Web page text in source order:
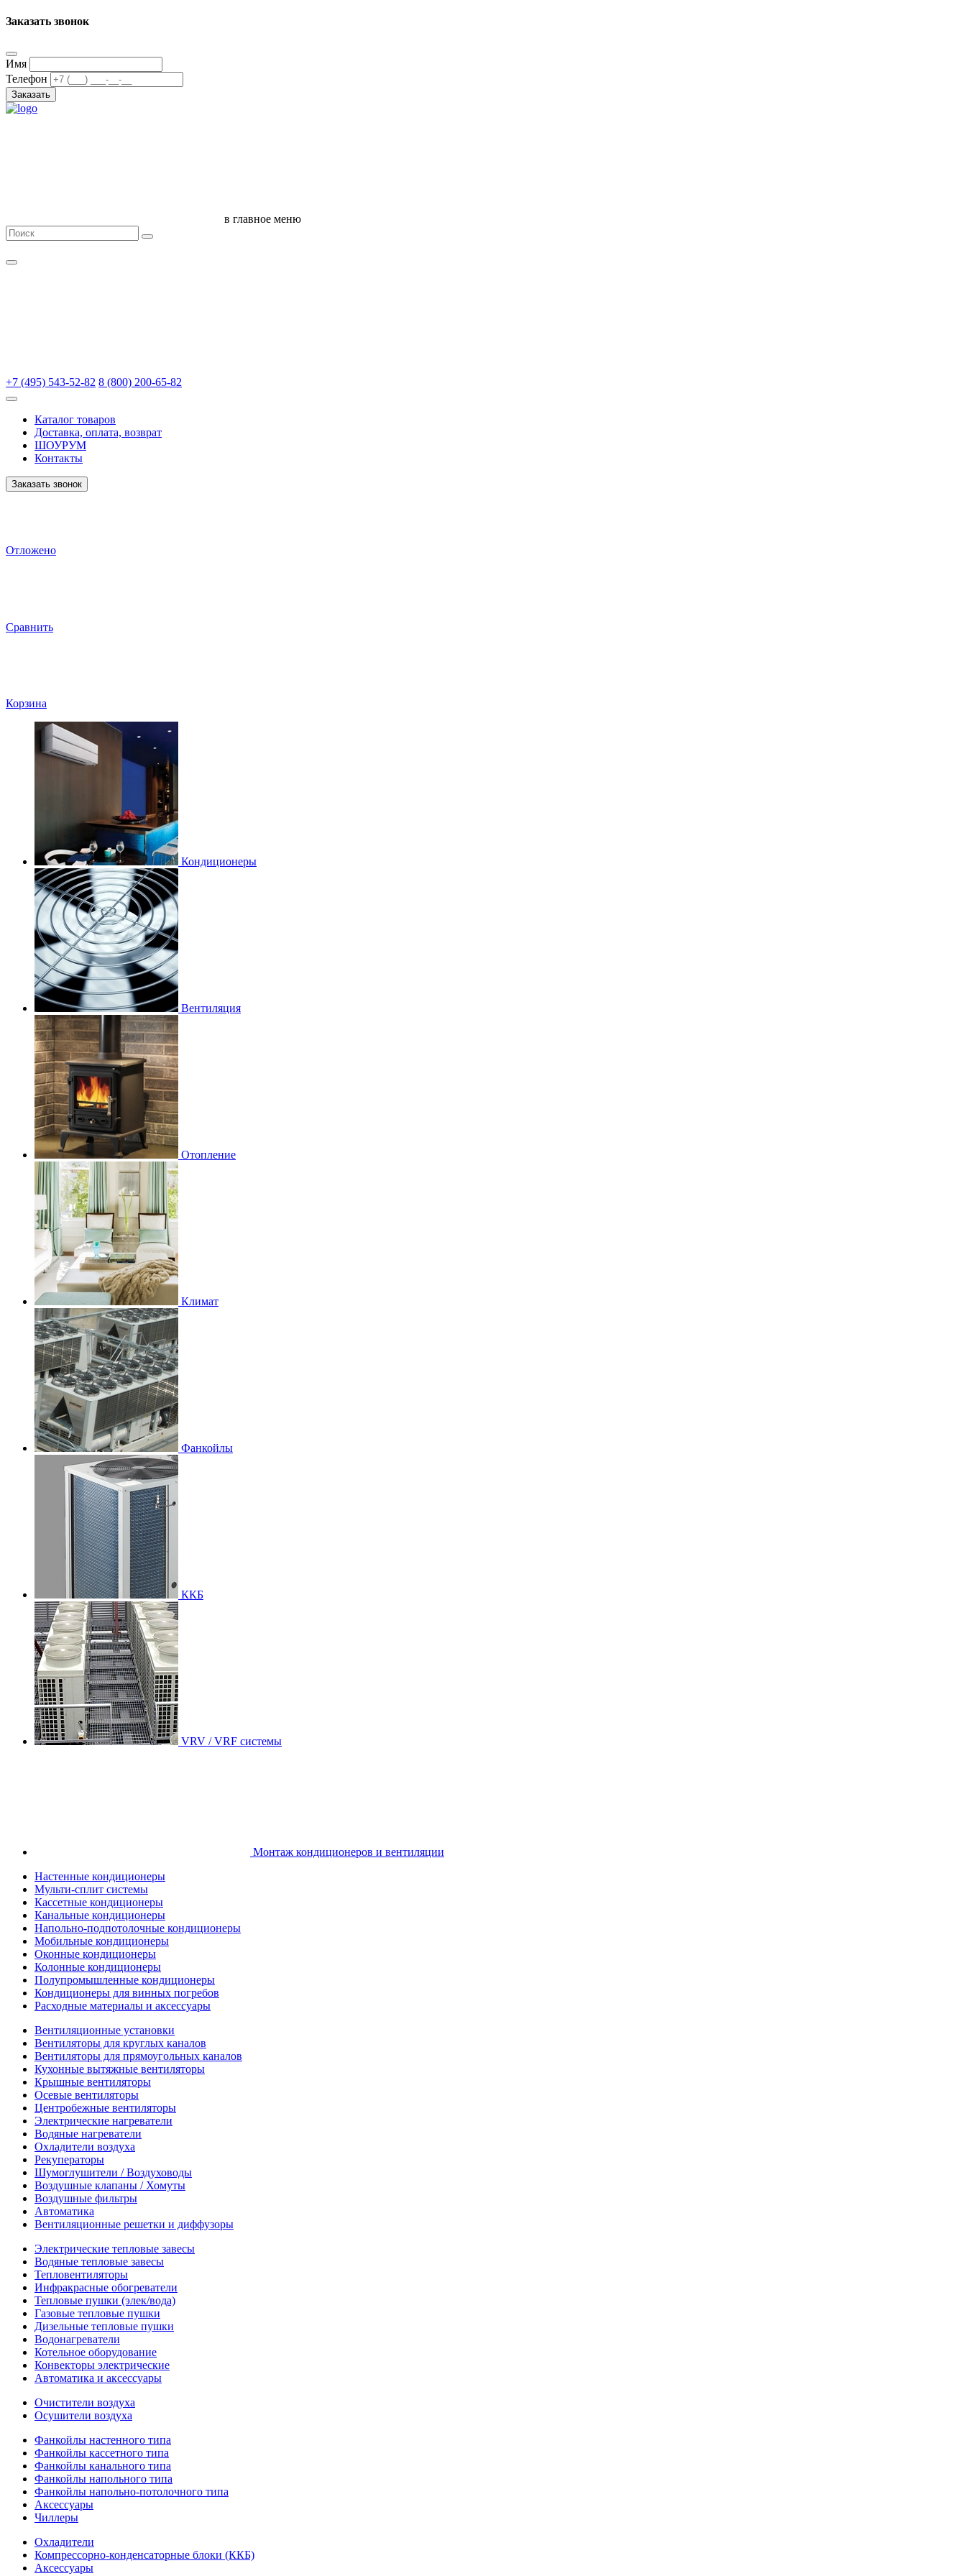
Заказать звонок
Имя
Телефон
Заказать
в главное меню
+7 (495) 543-52-82 8 (800) 200-65-82
Каталог товаров
Доставка, оплата, возврат
ШОУРУМ
Контакты
Заказать звонок
Отложено
Сравнить
Корзина
Кондиционеры
Вентиляция
Отопление
Климат
Фанкойлы
ККБ
VRV / VRF системы
Монтаж кондиционеров и вентиляции
Настенные кондиционеры
Мульти-сплит системы
Кассетные кондиционеры
Канальные кондиционеры
Напольно-подпотолочные кондиционеры
Мобильные кондиционеры
Оконные кондиционеры
Колонные кондиционеры
Полупромышленные кондиционеры
Кондиционеры для винных погребов
Расходные материалы и аксессуары
Вентиляционные установки
Вентиляторы для круглых каналов
Вентиляторы для прямоугольных каналов
Кухонные вытяжные вентиляторы
Крышные вентиляторы
Осевые вентиляторы
Центробежные вентиляторы
Электрические нагреватели
Водяные нагреватели
Охладители воздуха
Рекуператоры
Шумоглушители / Воздуховоды
Воздушные клапаны / Хомуты
Воздушные фильтры
Автоматика
Вентиляционные решетки и диффузоры
Электрические тепловые завесы
Водяные тепловые завесы
Тепловентиляторы
Инфракрасные обогреватели
Тепловые пушки (элек/вода)
Газовые тепловые пушки
Дизельные тепловые пушки
Водонагреватели
Котельное оборудование
Конвекторы электрические
Автоматика и аксессуары
Очистители воздуха
Осушители воздуха
Фанкойлы настенного типа
Фанкойлы кассетного типа
Фанкойлы канального типа
Фанкойлы напольного типа
Фанкойлы напольно-потолочного типа
Аксессуары
Чиллеры
Охладители
Компрессорно-конденсаторные блоки (ККБ)
Аксессуары